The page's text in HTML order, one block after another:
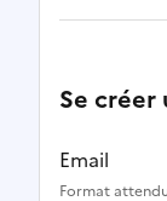
Se créer
Email
Format